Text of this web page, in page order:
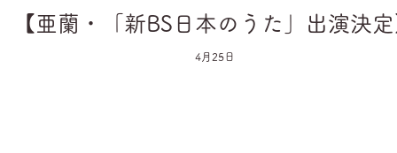
【亜蘭・「新BS日本のうた」出演決
4月25日